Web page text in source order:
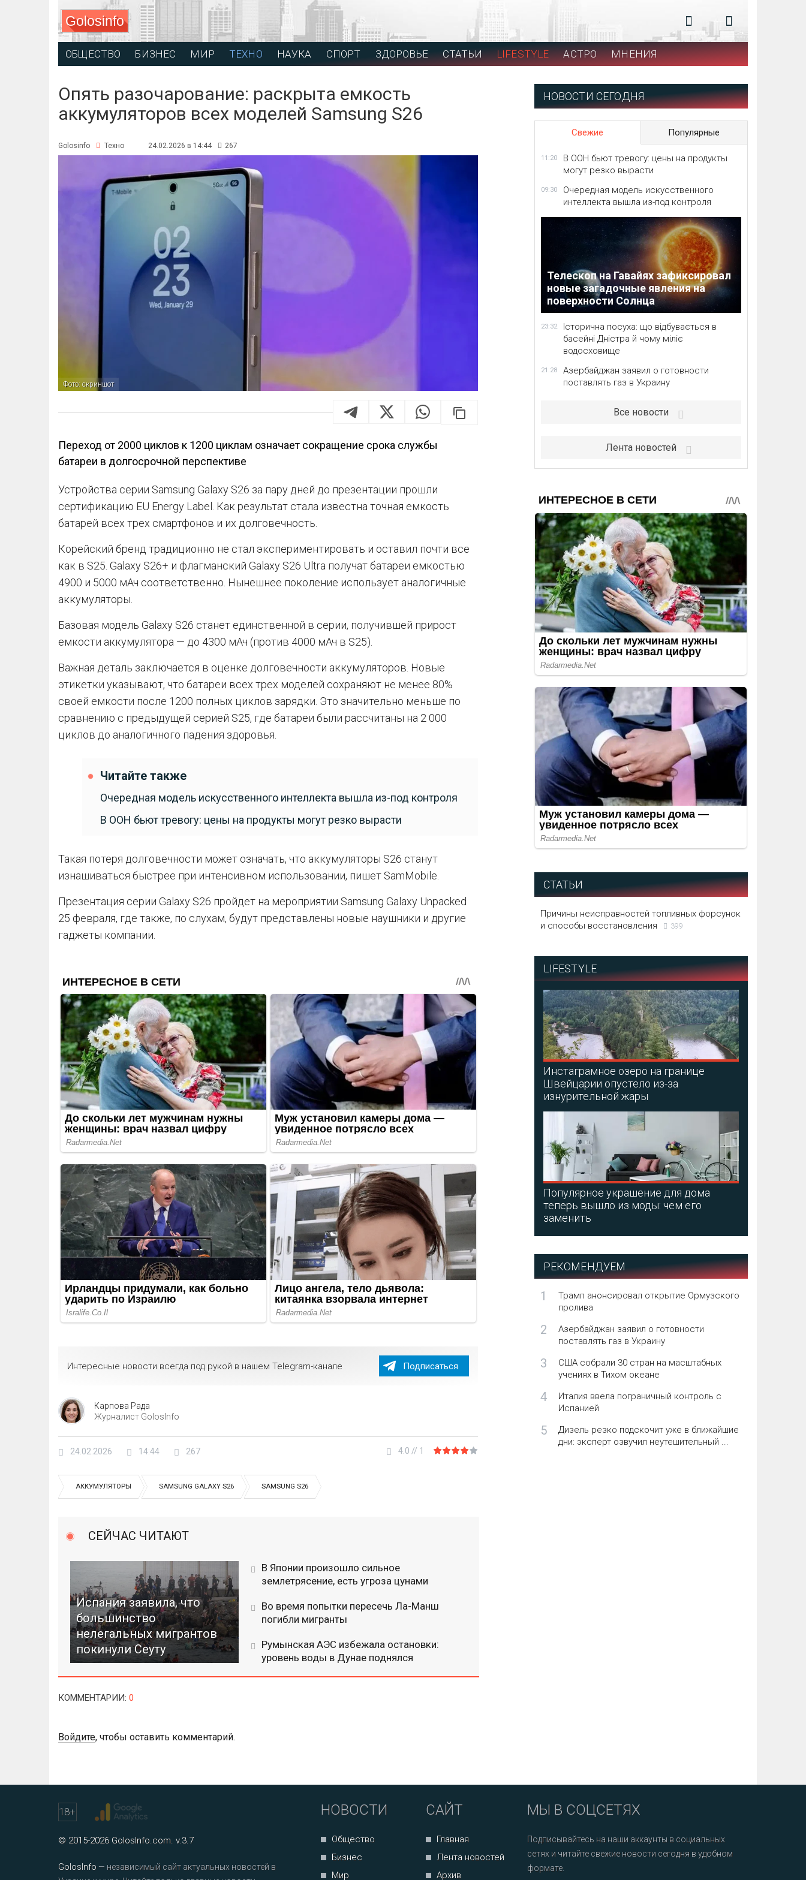
Golosinfo
ОБЩЕСТВО БИЗНЕС МИР ТЕХНО НАУКА СПОРТ ЗДОРОВЬЕ СТАТЬИ LIFESTYLE АСТРО МНЕНИЯ
Опять разочарование: раскрыта емкость
аккумуляторов всех моделей Samsung S26
Golosinfo Техно 24.02.2026 в 14:44 267
Фото: скриншот
Переход от 2000 циклов к 1200 циклам означает сокращение срока службы
батареи в долгосрочной перспективе
Устройства серии Samsung Galaxy S26 за пару дней до презентации прошли
сертификацию EU Energy Label. Как результат стала известна точная емкость
батарей всех трех смартфонов и их долговечность.
Корейский бренд традиционно не стал экспериментировать и оставил почти все
как в S25. Galaxy S26+ и флагманский Galaxy S26 Ultra получат батареи емкостью
4900 и 5000 мАч соответственно. Нынешнее поколение использует аналогичные
аккумуляторы.
Базовая модель Galaxy S26 станет единственной в серии, получившей прирост
емкости аккумулятора — до 4300 мАч (против 4000 мАч в S25).
Важная деталь заключается в оценке долговечности аккумуляторов. Новые
этикетки указывают, что батареи всех трех моделей сохраняют не менее 80%
своей емкости после 1200 полных циклов зарядки. Это значительно меньше по
сравнению с предыдущей серией S25, где батареи были рассчитаны на 2 000
циклов до аналогичного падения здоровья.
Читайте также
Очередная модель искусственного интеллекта вышла из-под контроля
В ООН бьют тревогу: цены на продукты могут резко вырасти
Такая потеря долговечности может означать, что аккумуляторы S26 станут
изнашиваться быстрее при интенсивном использовании, пишет SamMobile.
Презентация серии Galaxy S26 пройдет на мероприятии Samsung Galaxy Unpacked
25 февраля, где также, по слухам, будут представлены новые наушники и другие
гаджеты компании.
Интересные новости всегда под рукой в нашем Telegram-канале Подписаться
Карпова Рада
Журналист GolosInfo
24.02.2026 14:44 267 4.0 // 1
АККУМУЛЯТОРЫ SAMSUNG GALAXY S26 SAMSUNG S26
СЕЙЧАС ЧИТАЮТ
Испания заявила, что
большинство
нелегальных мигрантов
покинули Сеуту
В Японии произошло сильное
землетрясение, есть угроза цунами
Во время попытки пересечь Ла-Манш
погибли мигранты
Румынская АЭС избежала остановки:
уровень воды в Дунае поднялся
КОММЕНТАРИИ: 0
Войдите, чтобы оставить комментарий.
НОВОСТИ СЕГОДНЯ
Свежие Популярные
11:20
В ООН бьют тревогу: цены на продукты
могут резко вырасти
09:30
Очередная модель искусственного
интеллекта вышла из-под контроля
Телескоп на Гавайях зафиксировал
новые загадочные явления на
поверхности Солнца
23:32
Історична посуха: що відбувається в
басейні Дністра й чому міліє
водосховище
21:28
Азербайджан заявил о готовности
поставлять газ в Украину
Все новости
Лента новостей
СТАТЬИ
Причины неисправностей топливных форсунок
и способы восстановления
399
LIFESTYLE
Инстаграмное озеро на границе
Швейцарии опустело из-за
изнурительной жары
Популярное украшение для дома
теперь вышло из моды: чем его
заменить
РЕКОМЕНДУЕМ
1
Трамп анонсировал открытие Ормузского
пролива
2
Азербайджан заявил о готовности
поставлять газ в Украину
3
США собрали 30 стран на масштабных
учениях в Тихом океане
4
Италия ввела пограничный контроль с
Испанией
5
Дизель резко подскочит уже в ближайшие
дни: эксперт озвучил неутешительный ...
18+
© 2015-2026 GolosInfo.com. v.3.7
GolosInfo — независимый сайт актуальных новостей в
НОВОСТИ
Общество
Бизнес
Мир
САЙТ
Главная
Лента новостей
Архив
МЫ В СОЦСЕТЯХ
Подписывайтесь на наши аккаунты в социальных
сетях и читайте свежие новости сегодня в удобном
формате.